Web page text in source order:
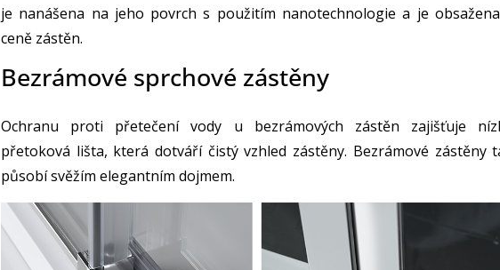
je nanášena na jeho povrch s použitím nanotechnologie a je
ceně zástěn.
Bezrámové sprchové zástěny
Ochranu proti přetečení vody u bezrámových zástěn zajišťuje
přetoková lišta, která dotváří čistý vzhled zástěny. Bezrámové zástěny
působí svěžím elegantním dojmem.